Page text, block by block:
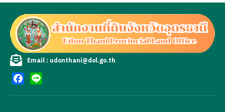
Email : udonthani@dol.go.th